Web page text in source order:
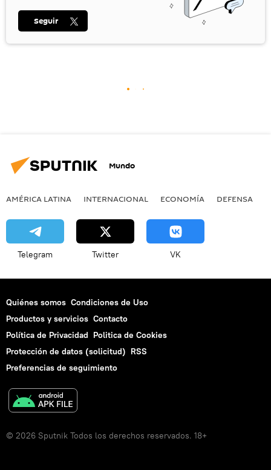
Seguir
Mundo
AMÉRICA LATINA INTERNACIONAL ECONOMÍA DEFENSA
Telegram Twitter VK
Quiénes somos Condiciones de Uso
Productos y servicios Contacto
Política de Privacidad Politica de Cookies
Protección de datos (solicitud) RSS
Preferencias de seguimiento
© 2026 Sputnik Todos los derechos reservados. 18+